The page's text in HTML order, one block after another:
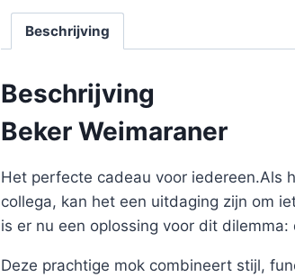
Beschrijving
Beschrijving
Beker Weimaraner
Het perfecte cadeau voor iedereen.Als
collega, kan het een uitdaging zijn om
is er nu een oplossing voor dit dilemma:
Deze prachtige mok combineert stijl,